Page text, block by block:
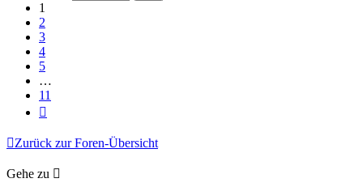
1
2
3
4
5
…
11
Zurück zur Foren-Übersicht
Gehe zu